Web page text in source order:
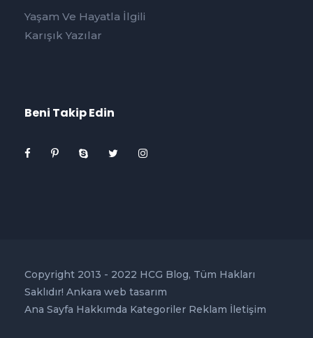
Yaşam Ve Hayatla İlgili
Karışık Yazılar
Beni Takip Edin
Copyright 2013 - 2022 HCG Blog, Tüm Hakları
Saklıdır! Ankara web tasarım
Ana Sayfa Hakkımda Kategoriler Reklam İletişim